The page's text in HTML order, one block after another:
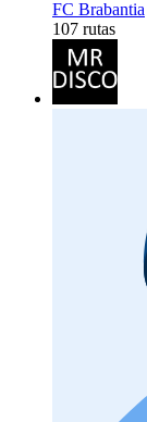
FC Brabantia
107 rutas